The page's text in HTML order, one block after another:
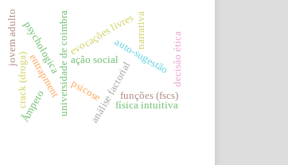
auto-sugestão
ação social
universidade de coimbra
psychologica
análise factorial
narrativa
entrapment
evocações livres
jovem adulto
crack (droga) funções (fscs)
psicose
física intuitiva
Ãmpeto
decisão ética